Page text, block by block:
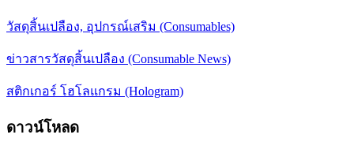
วัสดุสิ้นเปลือง, อุปกรณ์เสริม (Consumables)
ข่าวสารวัสดุสิ้นเปลือง (Consumable News)
สติกเกอร์ โฮโลแกรม (Hologram)
ดาวน์โหลด